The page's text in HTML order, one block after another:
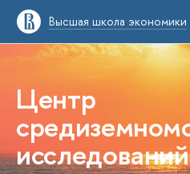
Высшая школа экономики
Центр
исследований